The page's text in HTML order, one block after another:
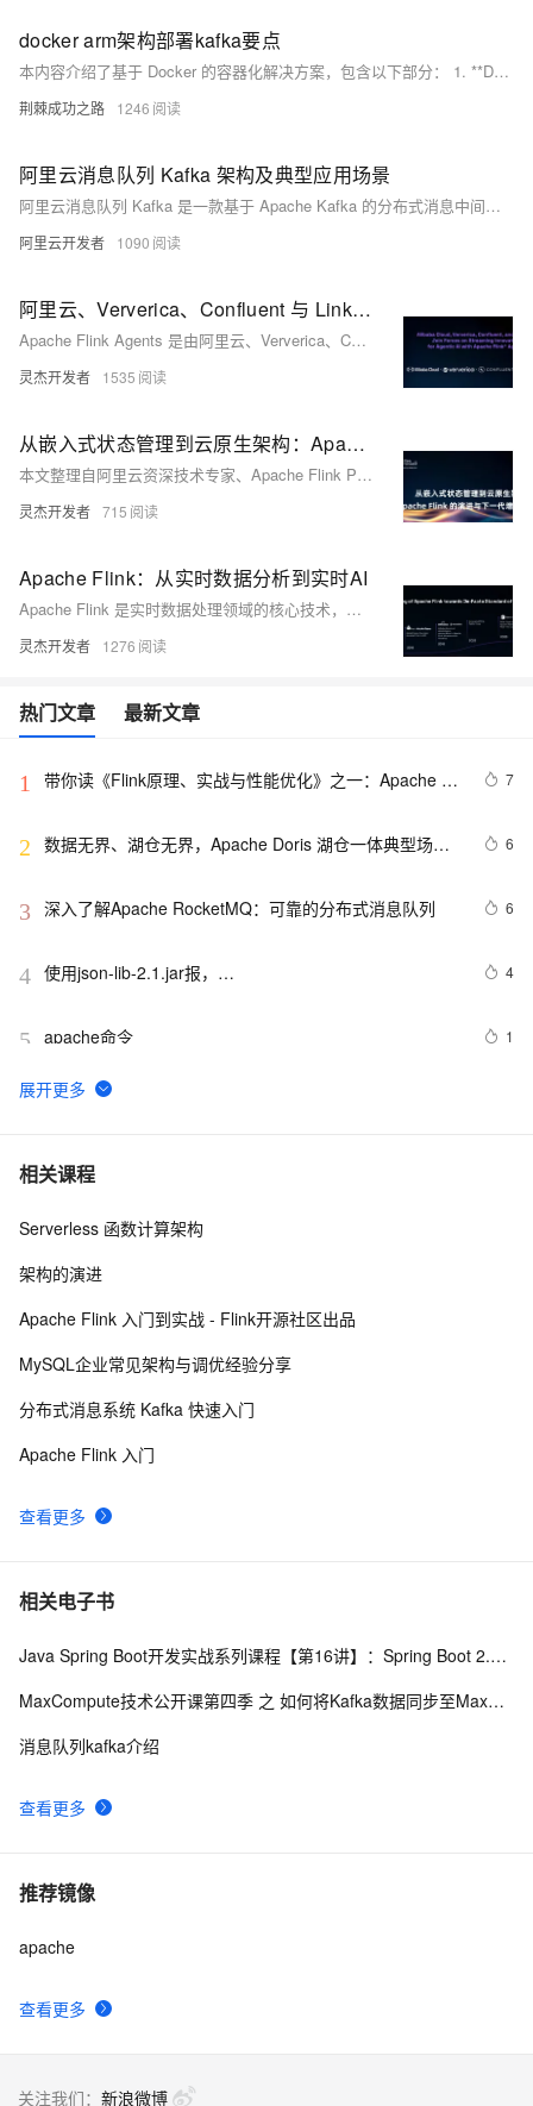
docker arm架构部署kafka要点
本内容介绍了基于 Docker 的容器化解决方案，包含以下部分： 1. **Docker 容器管理**：通过 Portainer 可视化管理工具实现对主节点和代理节点的统一管理。 2. **Kafka 可视化工具**：部署 Kafka-UI 以图形化方式监控和管理 Kafka 集群，支持动态配置功能， 3. **Kafka 安装与配置**：基于 Bitnami Kafka 镜像，提供完整的 Kafka 集群配置示例，涵盖 KRaft 模式、性能调优参数及数据持久化设置，适用于高可用生产环境。 以上方案适合 ARM64 架构，为用户提供了一站式的容器化管理和消息队列解决方案。
荆棘成功之路 1246
阿里云消息队列 Kafka 架构及典型应用场景
阿里云消息队列 Kafka 是一款基于 Apache Kafka 的分布式消息中间件，支持消息发布与订阅模型，满足微服务解耦、大数据处理及实时流数据分析需求。其通过存算分离架构优化成本与性能，提供基础版、标准版和专业版三种 Serverless 版本，分别适用于不同业务场景，最高 SLA 达 99.99%。阿里云 Kafka 还具备弹性扩容、多可用区部署、冷热数据缓存隔离等特性，并支持与 Flink、MaxCompute 等生态工具无缝集成，广泛应用于用户行为分析、数据入库等场景，显著提升数据处理效率与实时性。
阿里云开发者 1090
阿里云、Ververica、Confluent 与 LinkedIn 携手推进流式创新，共筑基于 Apache Flink Agents 的智能体 AI 未来
Apache Flink Agents 是由阿里云、Ververica、Confluent 与 LinkedIn 联合推出的开源子项目，旨在基于 Flink 构建可扩展、事件驱动的生产级 AI 智能体框架，实现数据与智能的实时融合。
灵杰开发者 1535
从嵌入式状态管理到云原生架构：Apache Flink 的演进与下一代增量计算范式
本文整理自阿里云资深技术专家、Apache Flink PMC 成员梅源在 Flink Forward Asia 新加坡 2025上的分享，深入解析 Flink 状态管理系统的发展历程，从核心设计到 Flink 2.0 存算分离架构，并展望未来基于流批一体的通用增量计算方向。
灵杰开发者 715
Apache Flink：从实时数据分析到实时AI
Apache Flink 是实时数据处理领域的核心技术，历经十年发展，已从学术项目成长为实时计算的事实标准。它在现代数据架构中发挥着关键作用，支持实时数据分析、湖仓集成及实时 AI 应用。随着 Flink 2.0 的发布，其在流式湖仓、AI 驱动决策等方面展现出强大潜力，正推动企业迈向智能化、实时化的新阶段。
灵杰开发者 1276
热门文章 最新文章
1
带你读《Flink原理、实战与性能优化》之一：Apache
7
2 数据无界、湖仓无界，Apache Doris 湖仓一体典型场景
6
3 深入了解Apache RocketMQ：可靠的分布式消息队列 6
4 使用json-lib-2.1.jar报，
member of class
4
5 apache命令 1
6
最强指南！数据湖Apache Hudi、Iceberg、Delta环境搭
7 报错：SemanticException
java.lang.RuntimeException：Un
8 Apache Flink 2.1.0: 面向实时 Data + AI 全面升级，开
10带你读《Apache Doris 案例集》——06 Apache   Doris
相关课程
查看更多
Serverless 函数计算架构
架构的演进
Apache Flink 入门到实战 - Flink开源社区出品
MySQL企业常见架构与调优经验分享
分布式消息系统 Kafka 快速入门
Apache Flink 入门
相关电子书
查看更多
Java Spring Boot开发实战系列课程【第16讲】：Spring Boot 2.0 实战Apache Kafka百万级高并发消息中间件与原理解析
MaxCompute技术公开课第四季 之 如何将Kafka数据同步至MaxCompute
消息队列kafka介绍
推荐镜像
查看更多
apache
关注我们： 新浪微博